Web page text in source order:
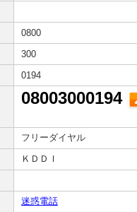
0800
300
0194
08003000194
フリーダイヤル
ＫＤＤＩ
迷惑電話